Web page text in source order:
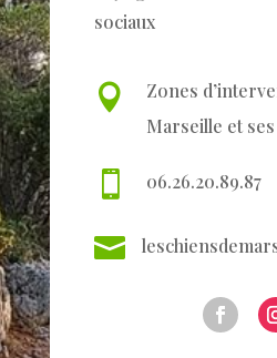
sociaux

Zones
Marseille et
 06.26.20.89.87
